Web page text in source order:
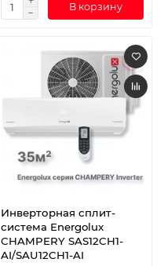
В корзину
Инверторная сплит-
система Energolux
CHAMPERY SAS12CH1-
AI/SAU12CH1-AI